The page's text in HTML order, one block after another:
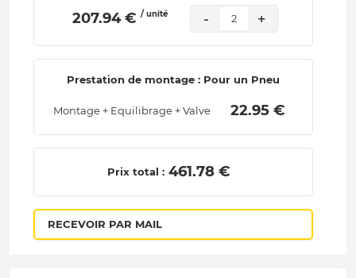
207.94 € / unité - 2 +
Prestation de montage : Pour un Pneu
Montage + Equilibrage + Valve 22.95 €
Prix total : 461.78 €
RECEVOIR PAR MAIL